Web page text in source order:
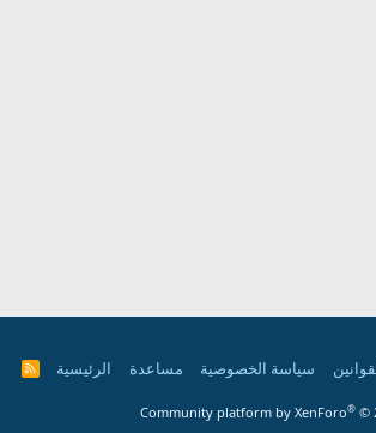
سياسة الخصوصية مساعدة الرئيسية
R
Community platform by XenForo® ©